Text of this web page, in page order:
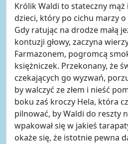
Królik Waldi to stateczny
dzieci, który po cichu marzy
Gdy ratując na drodze małą
kontuzji głowy, zaczyna
Farmazonem, pogromcą
księżniczek. Przekonany, że
czekających go wyzwań,
by walczyć ze złem i nieść
boku zaś kroczy Hela, która
pilnować, by Waldi do reszty
wpakował się w jakieś
okaże się, że istotnie pewna